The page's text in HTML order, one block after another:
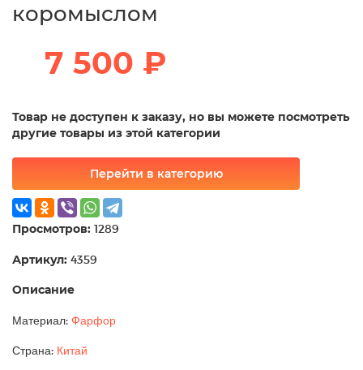
коромыслом
7 500 ₽
Товар не доступен к заказу, но вы можете посмотреть
другие товары из этой категории
Перейти в категорию
Просмотров: 1289
Артикул: 4359
Описание
Материал: Фарфор
Страна: Китай